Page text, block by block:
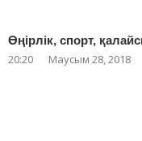
Өңірлік, спорт,
20:20 Маусым 28, 2018